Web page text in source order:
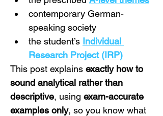
contemporary German-
speaking society
the student’s Individual
Research Project (IRP)
This post explains exactly how to
sound analytical rather than
descriptive, using exam-accurate
examples only, so you know what